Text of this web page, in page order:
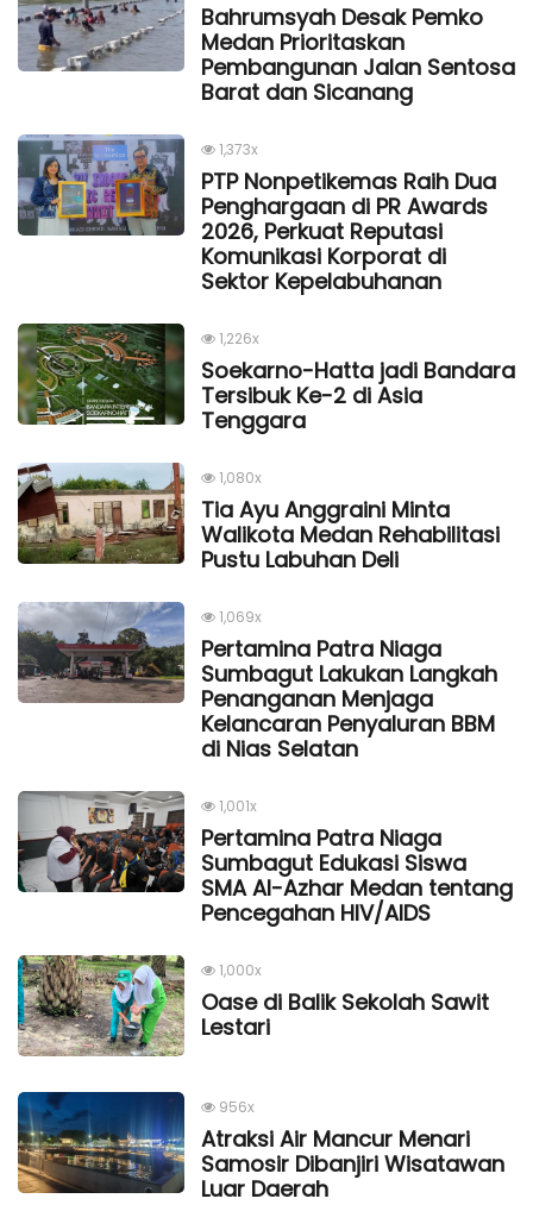
Bahrumsyah Desak Pemko
Medan Prioritaskan
Pembangunan Jalan Sentosa
Barat dan Sicanang
1,373x
PTP Nonpetikemas Raih Dua
Penghargaan di PR Awards
2026, Perkuat Reputasi
Komunikasi Korporat di
Sektor Kepelabuhanan
1,226x
Soekarno-Hatta jadi Bandara
Tersibuk Ke-2 di Asia
Tenggara
1,080x
Tia Ayu Anggraini Minta
Walikota Medan Rehabilitasi
Pustu Labuhan Deli
1,069x
Pertamina Patra Niaga
Sumbagut Lakukan Langkah
Penanganan Menjaga
Kelancaran Penyaluran BBM
di Nias Selatan
1,001x
Pertamina Patra Niaga
Sumbagut Edukasi Siswa
SMA Al-Azhar Medan tentang
Pencegahan HIV/AIDS
1,000x
Oase di Balik Sekolah Sawit
Lestari
956x
Atraksi Air Mancur Menari
Samosir Dibanjiri Wisatawan
Luar Daerah